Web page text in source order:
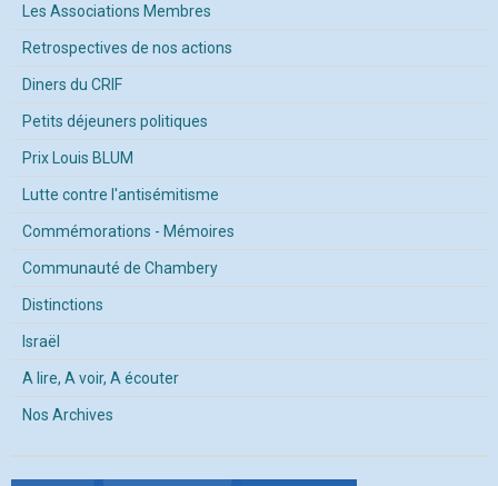
Les Associations Membres
Retrospectives de nos actions
Diners du CRIF
Petits déjeuners politiques
Prix Louis BLUM
Lutte contre l'antisémitisme
Commémorations - Mémoires
Communauté de Chambery
Distinctions
Israël
A lire, A voir, A écouter
Nos Archives